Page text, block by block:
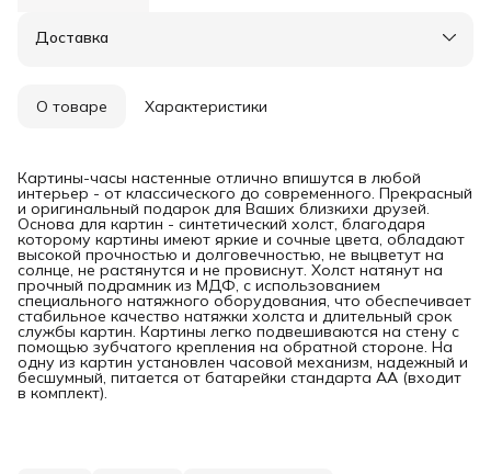
Доставка
О товаре Характеристики
Картины-часы настенные отлично впишутся в любой
интерьер - от классического до современного. Прекрасный
и оригинальный подарок для Ваших близкихи друзей.
Основа для картин - синтетический холст, благодаря
которому картины имеют яркие и сочные цвета, обладают
высокой прочностью и долговечностью, не выцветут на
солнце, не растянутся и не провиснут. Холст натянут на
прочный подрамник из МДФ, с использованием
специального натяжного оборудования, что обеспечивает
стабильное качество натяжки холста и длительный срок
службы картин. Картины легко подвешиваются на стену с
помощью зубчатого крепления на обратной стороне. На
одну из картин установлен часовой механизм, надежный и
бесшумный, питается от батарейки стандарта АА (входит
в комплект).